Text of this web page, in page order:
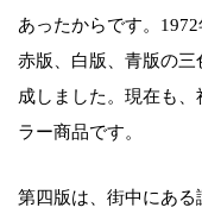
あったからです。
赤版、白版、青版の
成しました。現在も
ラー商品です。
第四版は、街中にある